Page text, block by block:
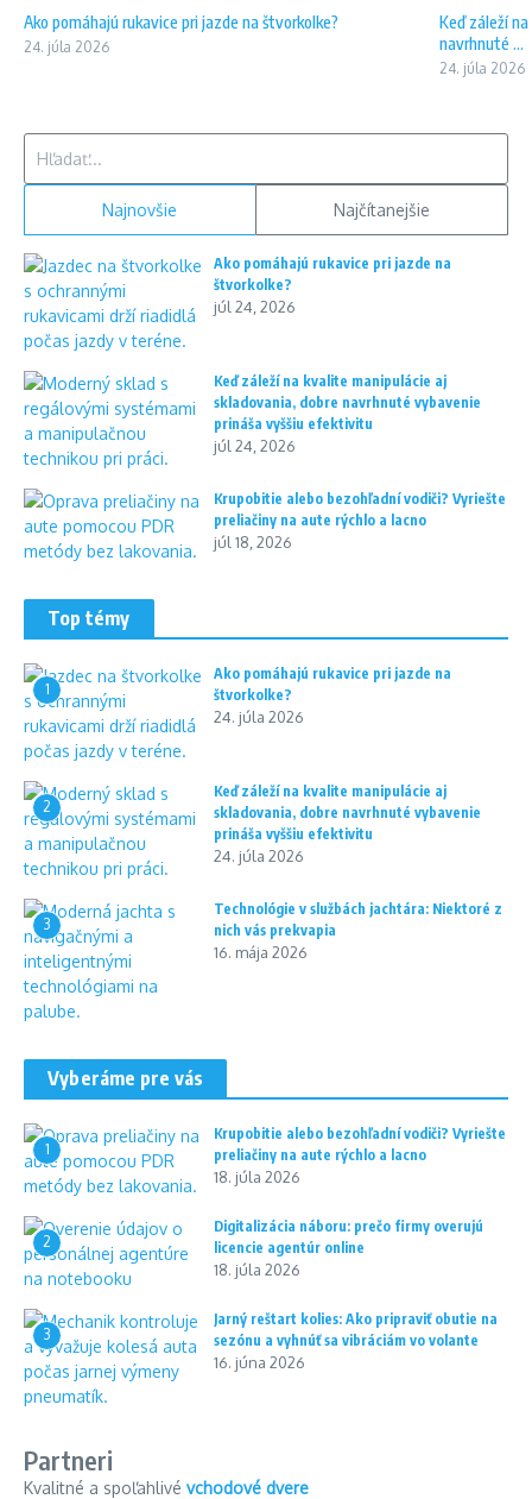
Ako pomáhajú rukavice pri jazde na štvorkolke?
24. júla 2026
Keď záleží
navrhnuté ...
24. júla 2026
Najnovšie Najčítanejšie
Ako pomáhajú rukavice pri jazde na
štvorkolke?
júl 24, 2026
Keď záleží na kvalite manipulácie aj
skladovania, dobre navrhnuté vybavenie
prináša vyššiu efektivitu
júl 24, 2026
Krupobitie alebo bezohľadní vodiči? Vyriešte
preliačiny na aute rýchlo a lacno
júl 18, 2026
Top témy
1
Ako pomáhajú rukavice pri jazde na
štvorkolke?
24. júla 2026
2
Keď záleží na kvalite manipulácie aj
skladovania, dobre navrhnuté vybavenie
prináša vyššiu efektivitu
24. júla 2026
3
Technológie v službách jachtára: Niektoré z
nich vás prekvapia
16. mája 2026
Vyberáme pre vás
1
Krupobitie alebo bezohľadní vodiči? Vyriešte
preliačiny na aute rýchlo a lacno
18. júla 2026
2
Digitalizácia náboru: prečo firmy overujú
licencie agentúr online
18. júla 2026
3
Jarný reštart kolies: Ako pripraviť obutie na
sezónu a vyhnúť sa vibráciám vo volante
16. júna 2026
Partneri
Kvalitné a spoľahlivé vchodové dvere